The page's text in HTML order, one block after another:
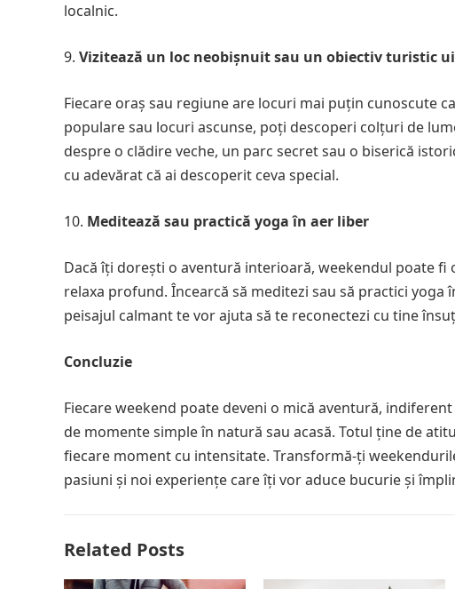
localnic.
Vizitează un loc neobișnuit sau un obiectiv turistic
Fiecare oraș sau regiune are locuri mai puțin cunoscute
populare sau locuri ascunse, poți descoperi colțuri de
despre o clădire veche, un parc secret sau o biserică
cu adevărat că ai descoperit ceva special.
Meditează sau practică yoga în aer liber
Dacă îți dorești o aventură interioară, weekendul poate
relaxa profund. Încearcă să meditezi sau să practici
peisajul calmant te vor ajuta să te reconectezi cu tine
Concluzie
Fiecare weekend poate deveni o mică aventură,
de momente simple în natură sau acasă. Totul ține de
fiecare moment cu intensitate. Transformă-ți
pasiuni și noi experiențe care îți vor aduce bucurie și
Related Posts